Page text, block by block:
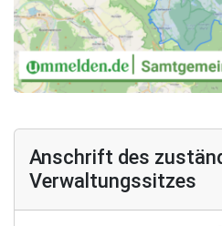
Anschrift des
Verwaltungssitzes